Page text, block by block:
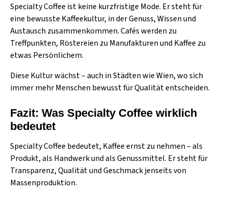
Specialty Coffee ist keine kurzfristige Mode. Er steht für
eine bewusste Kaffeekultur, in der Genuss, Wissen und
Austausch zusammenkommen. Cafés werden zu
Treffpunkten, Röstereien zu Manufakturen und Kaffee zu
etwas Persönlichem.
Diese Kultur wächst – auch in Städten wie Wien, wo sich
immer mehr Menschen bewusst für Qualität entscheiden.
Fazit: Was Specialty Coffee wirklich
bedeutet
Specialty Coffee bedeutet, Kaffee ernst zu nehmen – als
Produkt, als Handwerk und als Genussmittel. Er steht für
Transparenz, Qualität und Geschmack jenseits von
Massenproduktion.